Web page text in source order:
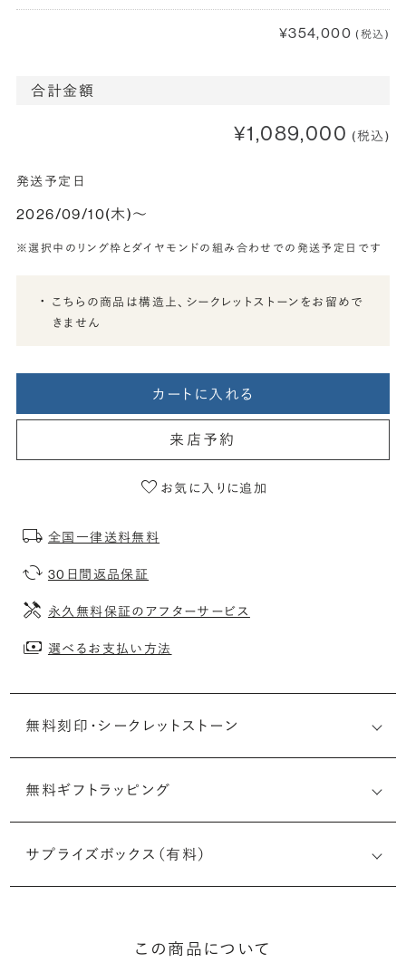
¥354,000 (税込)
合計金額
¥1,089,000 (税込)
発送予定日
2026/09/10(木)〜
※選択中のリング枠とダイヤモンドの組み合わせでの発送予定日です
こちらの商品は構造上、シークレットストーンをお留めで
きません
カートに入れる
来店予約
お気に入りに追加
全国一律送料無料
30日間返品保証
永久無料保証のアフターサービス
選べるお支払い方法
無料刻印・ シークレットストーン
刻印メッセージ：アルファベット6文字まで刻印可能
印することができます。注文前だけでなく購入後の刻印も、
リングに初めて施す初回の刻印は、無料にて承ります（デザ
細は「商品仕様」欄をご確認ください）。
無料ギフトラッピング
サプライズボックス（有料）
この商品について